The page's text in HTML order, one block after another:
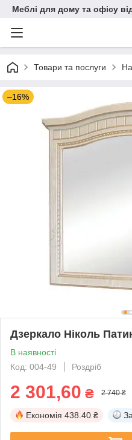
Меблі для дому та офісу
Товари та послуги
–16%
Дзеркало Ніколь
В наявності
Код: 004-49
Роздріб
2 301,60 ₴ 2 740 ₴
Економія 438.40 ₴